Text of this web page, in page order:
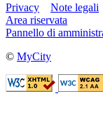
Privacy Note legali
Area riservata
Pannello di
© MyCity